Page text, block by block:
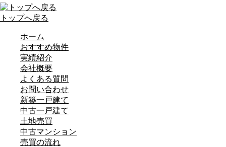
トップへ戻る
ホーム
おすすめ物件
実績紹介
会社概要
よくある質問
お問い合わせ
新築一戸建て
中古一戸建て
土地売買
中古マンション
売買の流れ